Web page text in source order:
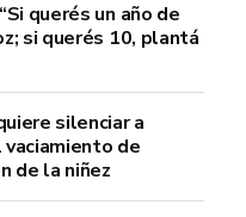
querés un año de
si querés 10, plantá
silenciar a
vaciamiento de
de la niñez